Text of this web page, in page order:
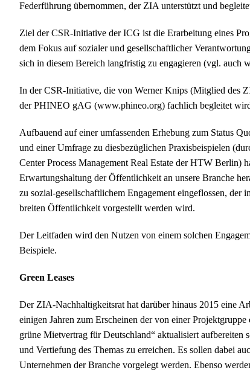
Federführung übernommen, der ZIA unterstützt und
Ziel der CSR-Initiative der ICG ist die Erarbeitung eines
dem Fokus auf sozialer und gesellschaftlicher
sich in diesem Bereich langfristig zu engagieren (vgl. auch
In der CSR-Initiative, die von Werner Knips (Mitglied des
der PHINEO gAG (www.phineo.org) fachlich begleitet
Aufbauend auf einer umfassenden Erhebung zum Status
und einer Umfrage zu diesbezüglichen Praxisbeispielen
Center Process Management Real Estate der HTW Berlin)
Erwartungshaltung der Öffentlichkeit an unsere Branche
zu sozial-gesellschaftlichem Engagement eingeflossen, der
breiten Öffentlichkeit vorgestellt werden wird.
Der Leitfaden wird den Nutzen von einem solchen
Beispiele.
Green Leases
Der ZIA-Nachhaltigkeitsrat hat darüber hinaus 2015 eine
einigen Jahren zum Erscheinen der von einer
grüne Mietvertrag für Deutschland“ aktualisiert
und Vertiefung des Themas zu erreichen. Es sollen dabei
Unternehmen der Branche vorgelegt werden. Ebenso